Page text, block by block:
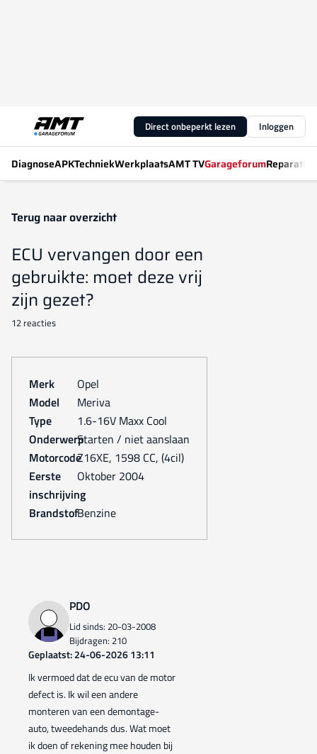
Direct onbeperkt lezen Inloggen
DiagnoseAPKTechniekWerkplaatsAMT TVGarageforum
Terug naar overzicht
ECU vervangen door een
gebruikte: moet deze vrij
zijn gezet?
12 reacties
Merk
Opel
Model
Meriva
Type
1.6-16V Maxx Cool
OnderwerpStarten / niet aanslaan
Motorcode Z16XE, 1598 CC, (4cil)
Eerste
inschrijving
oktober 2004
Brandstof Benzine
PDO
Lid sinds: 20-03-2008
Bijdragen: 210
Geplaatst: 24-06-2026 13:11
Ik vermoed dat de ecu van de motor
defect is. Ik wil een andere
monteren van een demontage-
auto, tweedehands dus. Wat moet
ik doen of rekening mee houden bij